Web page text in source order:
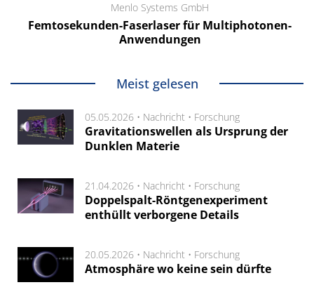
Menlo Systems GmbH
Femtosekunden-Faserlaser für Multiphotonen-
Anwendungen
Meist gelesen
05.05.2026 • Nachricht • Forschung
Gravitationswellen als Ursprung der
Dunklen Materie
21.04.2026 • Nachricht • Forschung
Doppelspalt-Röntgenexperiment
enthüllt verborgene Details
20.05.2026 • Nachricht • Forschung
Atmosphäre wo keine sein dürfte